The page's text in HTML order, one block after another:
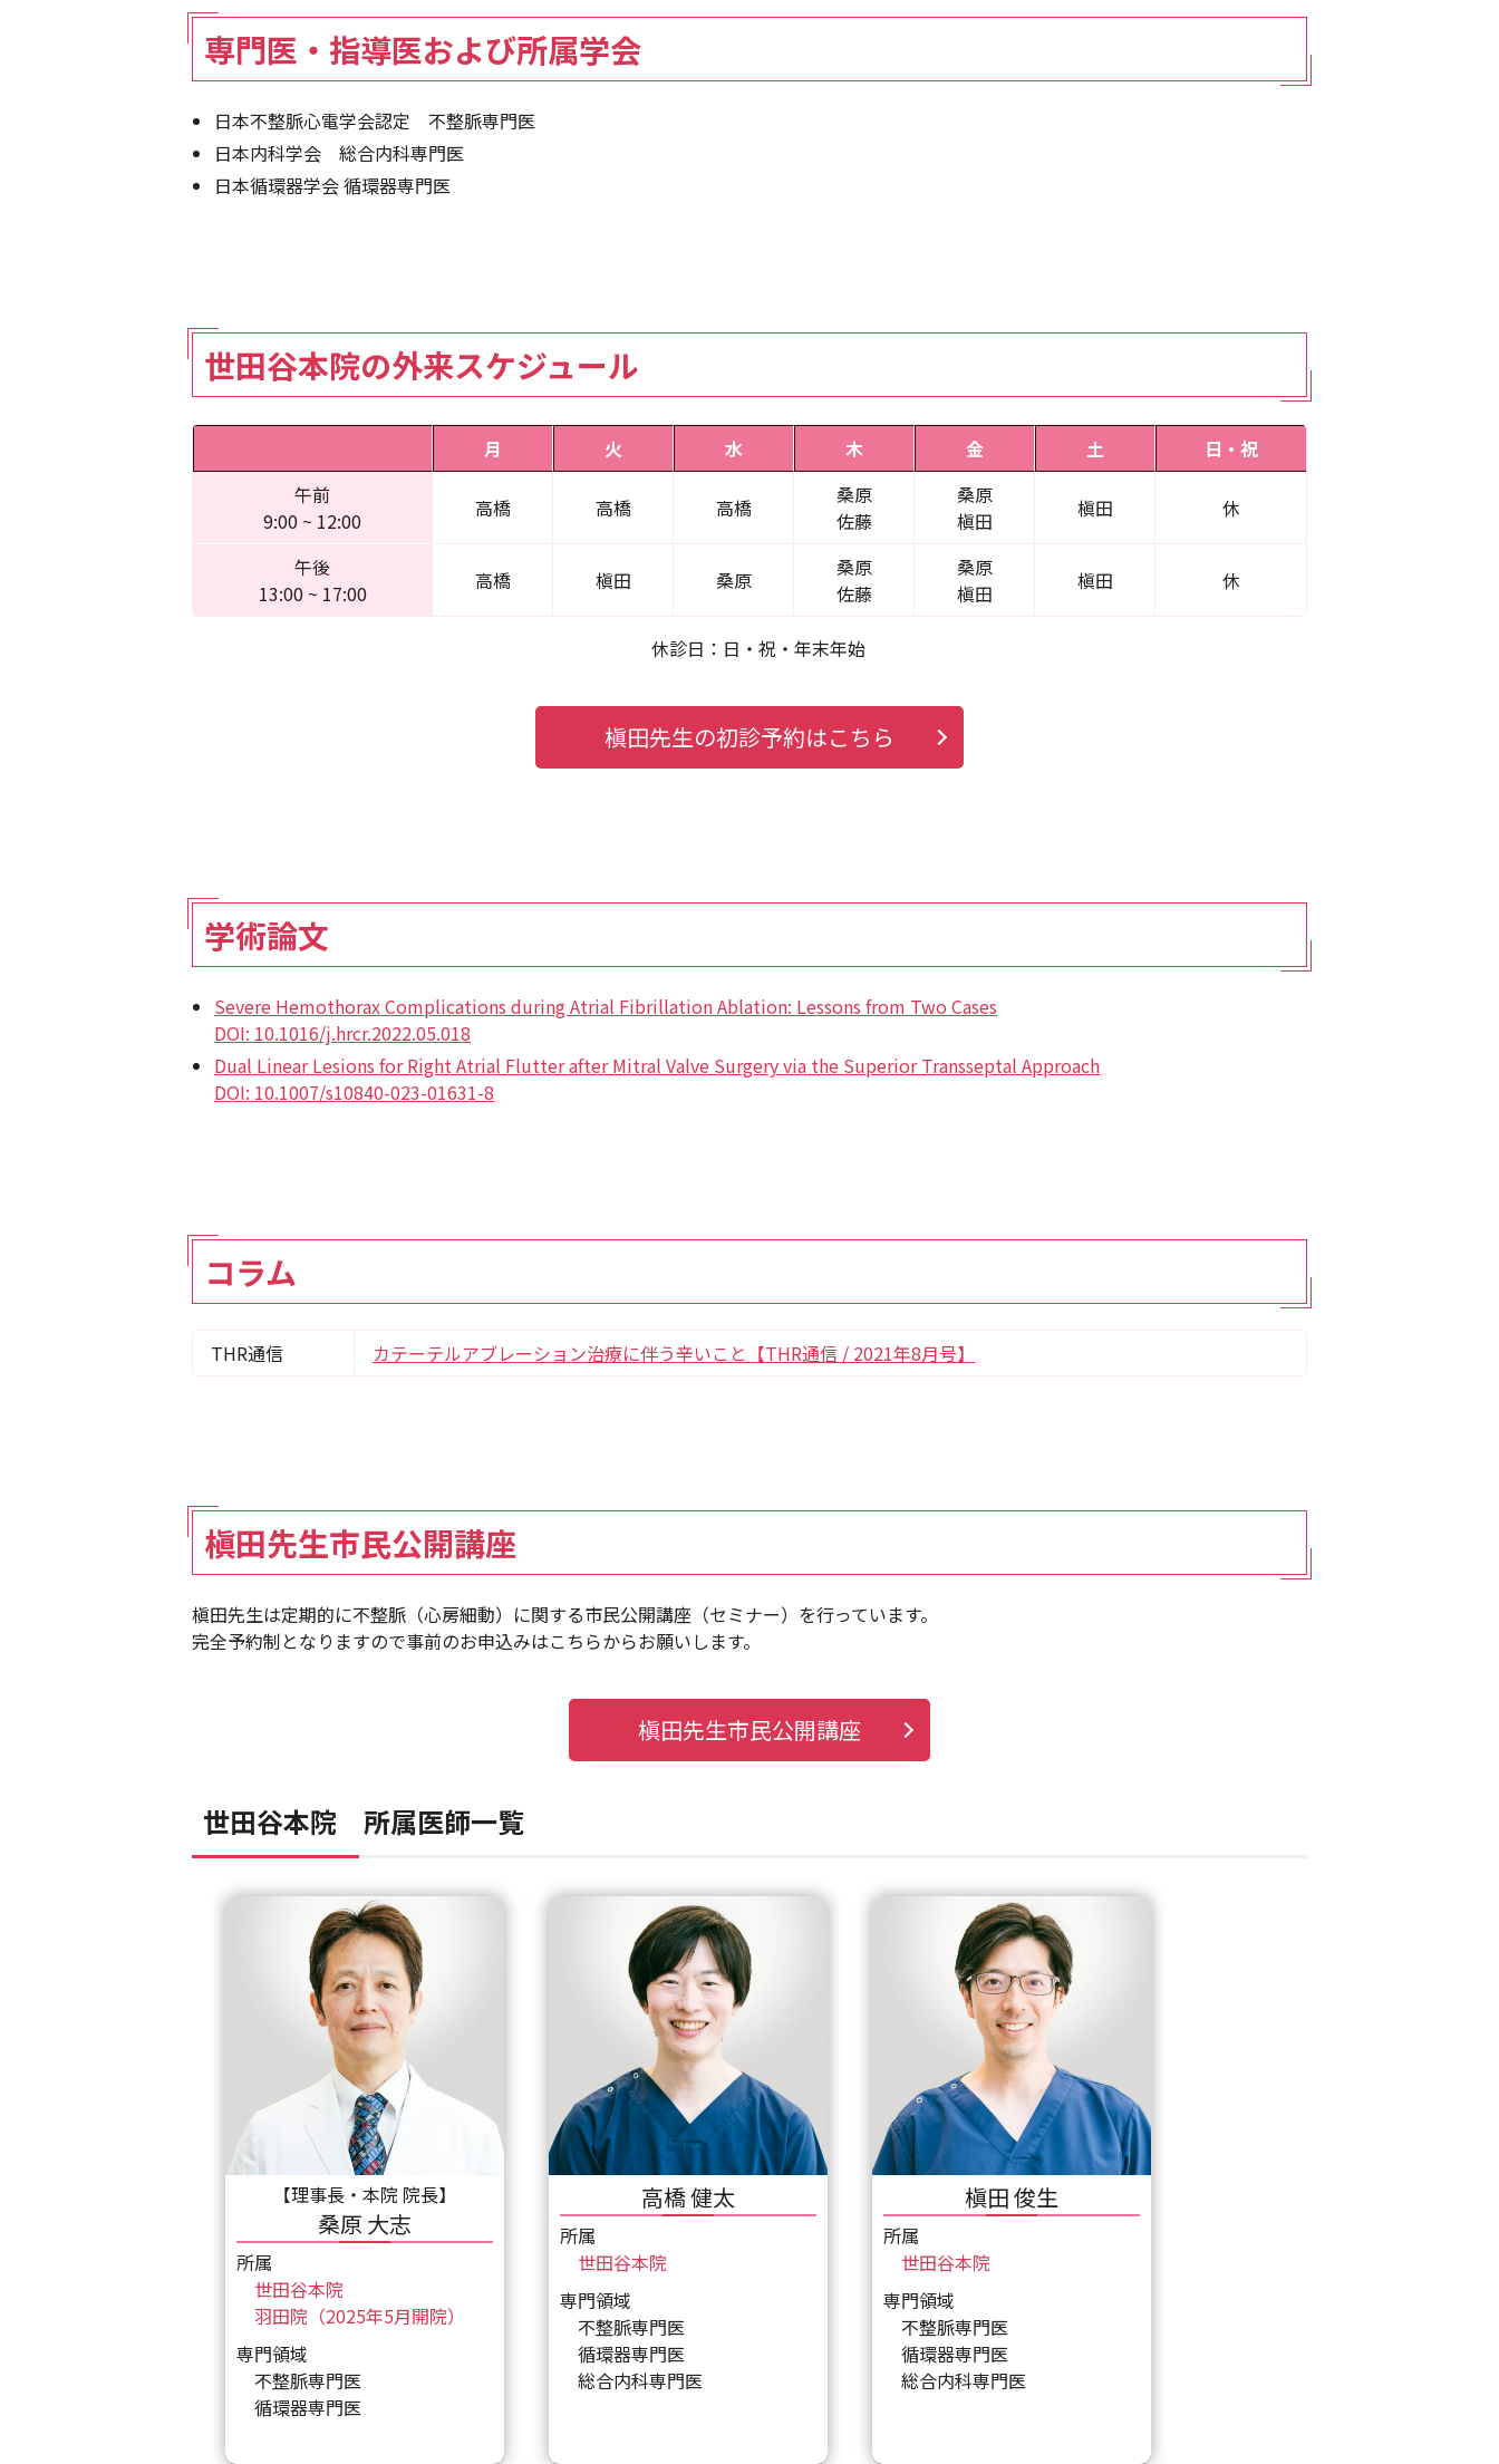
専門医・指導医および所属学会
日本不整脈心電学会認定 不整脈専門医
日本内科学会 総合内科専門医
日本循環器学会 循環器専門医
世田谷本院の外来スケジュール
月 火 水 木 金 土
日・祝
午前
9:00 ~ 12:00
高橋 高橋 高橋
桑原
佐藤
桑原
槇田
槇田 休
午後
13:00 ~ 17:00
高橋 槇田 桑原
桑原
佐藤
桑原
槇田
槇田 休
休診日：日・祝・年末年始
槇田先生の初診予約はこちら
学術論文
Severe Hemothorax Complications during Atrial Fibrillation Ablation: Lessons from Two Cases
DOI: 10.1016/j.hrcr.2022.05.018
Dual Linear Lesions for Right Atrial Flutter after Mitral Valve Surgery via the Superior Transseptal Approach
DOI: 10.1007/s10840-023-01631-8
コラム
THR通信 カテーテルアブレーション治療に伴う辛いこと【THR通信 / 2021年8月号】
槇田先生市民公開講座
槇田先生は定期的に不整脈（心房細動）に関する市民公開講座（セミナー）を行っています。
完全予約制となりますので事前のお申込みはこちらからお願いします。
槇田先生市民公開講座
世田谷本院 所属医師一覧
【理事長・本院 院長】
桑原 大志
所属
世田谷本院
羽田院（2025年5月開院）
専門領域
不整脈専門医
循環器専門医
高橋 健太
所属
世田谷本院
専門領域
不整脈専門医
循環器専門医
総合内科専門医
槇田 俊生
所属
世田谷本院
専門領域
不整脈専門医
循環器専門医
総合内科専門医